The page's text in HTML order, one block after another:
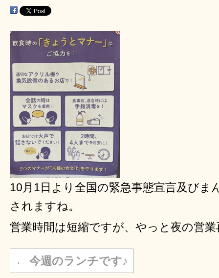
10月1日より全国の緊急事態宣言及びま
されますね。
営業時間は短縮ですが、やっと夜の営
← 今週のランチです♪